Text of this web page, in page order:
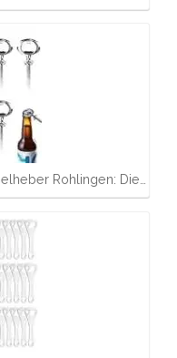
Rohlingen: Die…